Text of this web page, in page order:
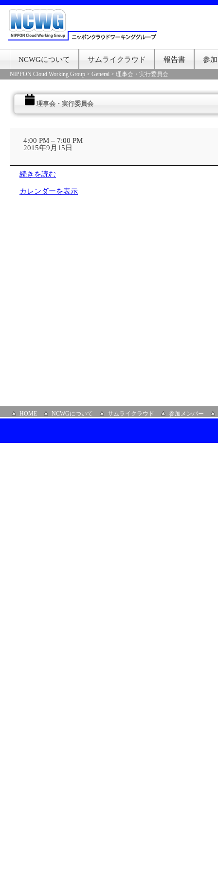
NCWGについて サムライクラウド 報告書 参
NIPPON Cloud Working Group > General > 理事会・実行委員会
理事会・実行委員会
会・
4:00 PM – 7:00 PM
2015年9月15日
続きを読む
カレンダーを表示
HOME NCWGについて サムライクラウド 参加メンバー